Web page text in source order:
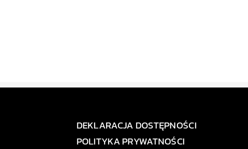
DEKLARACJA DOSTĘPNOŚCI
POLITYKA PRYWATNOŚCI